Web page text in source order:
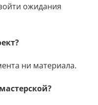
ожидания
ни материала.